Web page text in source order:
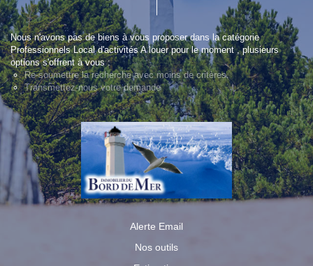
Nous n'avons pas de biens à vous proposer dans la catégorie
Professionnels Local d'activités A louer pour le moment , plusieurs
options s'offrent à vous :
Re-soumettre la recherche avec moins de critères.
Transmettez-nous votre demande
Alerte Email
Nos outils